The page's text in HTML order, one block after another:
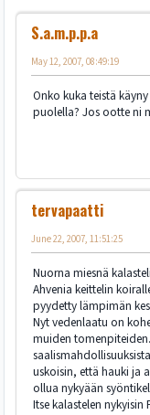
S.a.m.p.p.a
May 12, 2007, 08:49:19
Onko kuka teistä
puolella? Jos ootte ni
tervapaatti
June 22, 2007, 11:51:25
Nuorna miesnä
Ahvenia keittelin
pyydetty lämpimän
Nyt vedenlaatu on
muiden
uskoisin, että hauki ja
ollua nykyään
Itse kalastelen nykyisin